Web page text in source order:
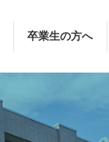
卒業生の方へ